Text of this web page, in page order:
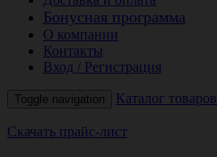
Бонусная программа
О компании
Контакты
Вход / Регистрация
Toggle navigation Каталог товаров
Скачать прайс-лист